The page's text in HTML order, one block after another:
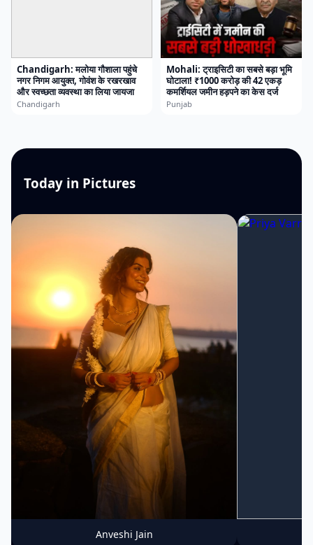
Chandigarh: मलोया गौशाला पहुंचे
नगर निगम आयुक्त, गोवंश के रखरखाव
और स्वच्छता व्यवस्था का लिया जायजा
Chandigarh
Mohali: ट्राइसिटी का सबसे बड़ा भूमि
घोटाला! ₹1000 करोड़ की 42 एकड़
कमर्शियल जमीन हड़पने का केस दर्ज
Punjab
Today in Pictures
Anveshi Jain